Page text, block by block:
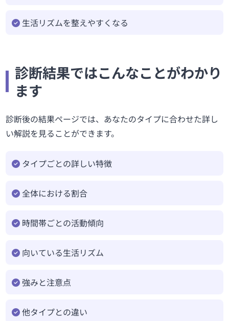
生活リズムを整えやすくなる
診断結果ではこんなことがわかり
ます
診断後の結果ページでは、あなたのタイプに合わせた詳し
い解説を見ることができます。
タイプごとの詳しい特徴
全体における割合
時間帯ごとの活動傾向
向いている生活リズム
強みと注意点
他タイプとの違い